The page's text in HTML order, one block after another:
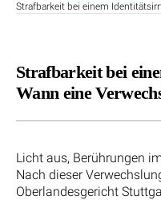
Strafbarkeit bei einem
Strafbarkeit bei
Wann eine
Licht aus, Berührungen
Nach dieser
Oberlandesgericht